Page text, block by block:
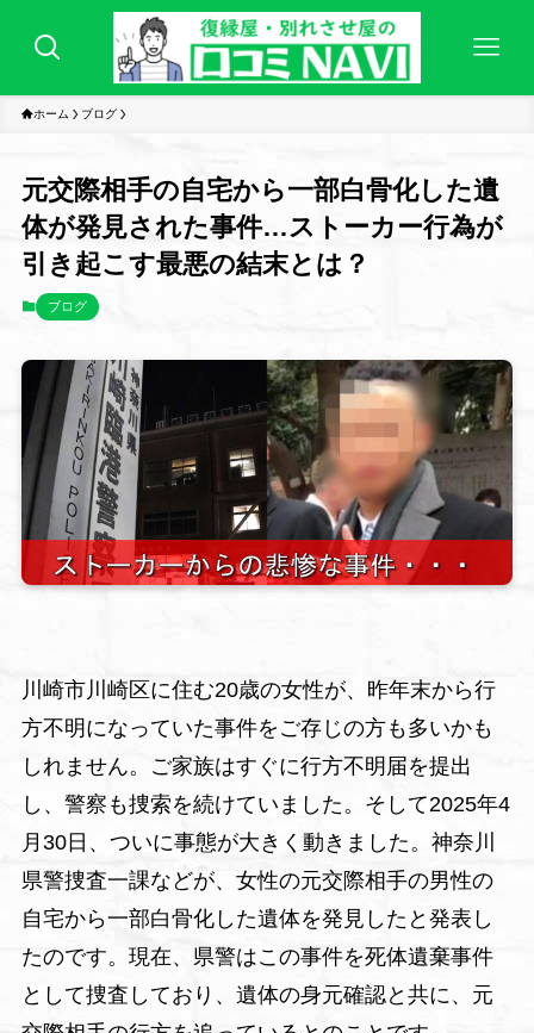
ホーム ブログ
元交際相手の自宅から一部白骨化した遺
体が発見された事件…ストーカー行為が
引き起こす最悪の結末とは？
ブログ
川崎市川崎区に住む20歳の女性が、昨年末から行
方不明になっていた事件をご存じの方も多いかも
しれません。ご家族はすぐに行方不明届を提出
し、警察も捜索を続けていました。そして2025年4
月30日、ついに事態が大きく動きました。神奈川
県警捜査一課などが、女性の元交際相手の男性の
自宅から一部白骨化した遺体を発見したと発表し
たのです。現在、県警はこの事件を死体遺棄事件
として捜査しており、遺体の身元確認と共に、元